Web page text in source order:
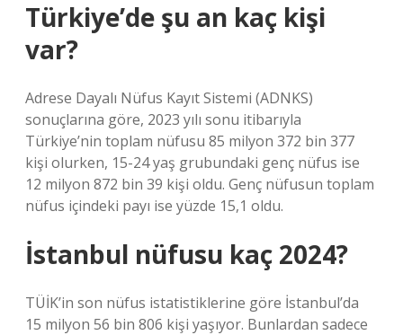
Türkiye’de şu an kaç kişi
var?
Adrese Dayalı Nüfus Kayıt Sistemi (ADNKS)
sonuçlarına göre, 2023 yılı sonu itibarıyla
Türkiye’nin toplam nüfusu 85 milyon 372 bin 377
kişi olurken, 15-24 yaş grubundaki genç nüfus ise
12 milyon 872 bin 39 kişi oldu. Genç nüfusun toplam
nüfus içindeki payı ise yüzde 15,1 oldu.
İstanbul nüfusu kaç 2024?
TÜİK’in son nüfus istatistiklerine göre İstanbul’da
15 milyon 56 bin 806 kişi yaşıyor. Bunlardan sadece